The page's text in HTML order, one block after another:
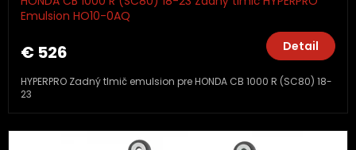
Emulsion HO10-0AQ
€ 526 Detail
HYPERPRO Zadný tlmič emulsion pre HONDA CB 1000 R (SC80) 18-
23